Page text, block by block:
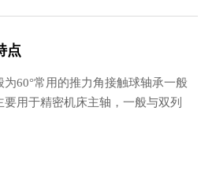
点
60°常用的推力角接触球轴承一般
用于精密机床主轴，一般与双列